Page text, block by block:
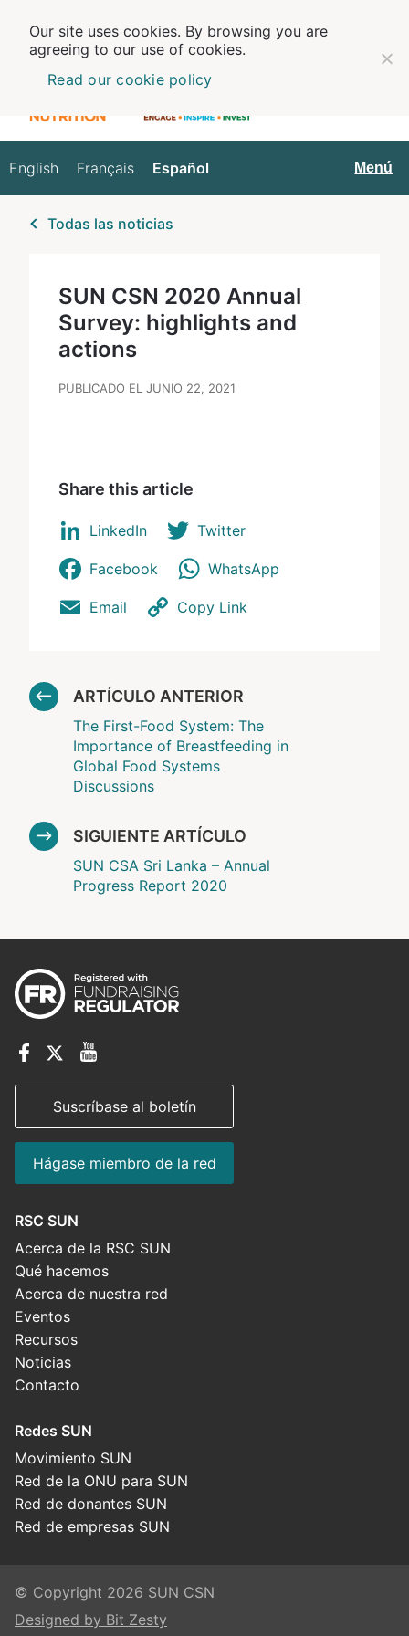
Español
English Français Español Menú
Todas las noticias
SUN CSN 2020 Annual
Survey: highlights and
actions
PUBLICADO EL JUNIO 22, 2021
Share this article
LinkedIn Twitter
Facebook WhatsApp
Email Copy Link
ARTÍCULO ANTERIOR
The First-Food System: The
Importance of Breastfeeding in
Global Food Systems
Discussions
SIGUIENTE ARTÍCULO
SUN CSA Sri Lanka – Annual
Progress Report 2020
Suscríbase al boletín
Hágase miembro de la red
RSC SUN
Acerca de la RSC SUN
Qué hacemos
Acerca de nuestra red
Eventos
Recursos
Noticias
Contacto
Redes SUN
Movimiento SUN
Red de la ONU para SUN
Red de donantes SUN
Red de empresas SUN
© Copyright 2026 SUN CSN
Designed by Bit Zesty
Our site uses cookies. By browsing you are
agreeing to our use of cookies.
Read our cookie policy